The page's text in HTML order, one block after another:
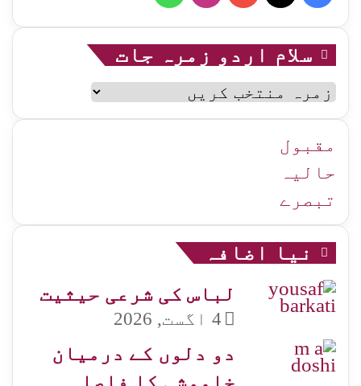
سلام اردو زمرہ جات
سلام
اردو
زمرہ
جات
مقبول
حالیہ
تبصرے
نیا اضافہ
لباس کی شرعی حیثیت
4 اگست, 2026
دو دلوں کے درمیان
خاموشی کا فاصلہ